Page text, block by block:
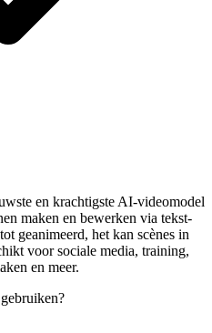
en krachtigste AI-videomodel
maken en bewerken via tekst-
geanimeerd, het kan scènes in
voor sociale media, training,
en meer.